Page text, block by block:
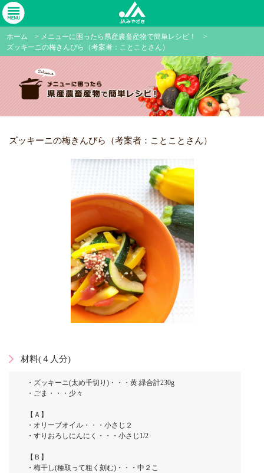
ホーム > メニューに困ったら県産農畜産物で簡単レシピ！
>
ズッキーニの梅きんぴら（考案者：ことことさん）
ズッキーニの梅きんぴら（考案者：ことことさん）
材料(４人分)
・ズッキーニ(太め千切り)・・・黄.緑合計230g
・ごま・・・少々
【Ａ】
・オリーブオイル・・・小さじ２
・すりおろしにんにく・・・小さじ1/2
【Ｂ】
・梅干し(種取って粗く刻む)・・・中２こ